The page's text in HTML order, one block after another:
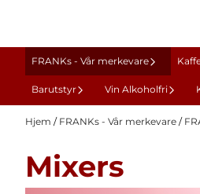
FRANKs - Vår merkevare
Barutstyr Vin Alkoholfri
Hjem / FRANKs - Vår merkevare /
Mixers